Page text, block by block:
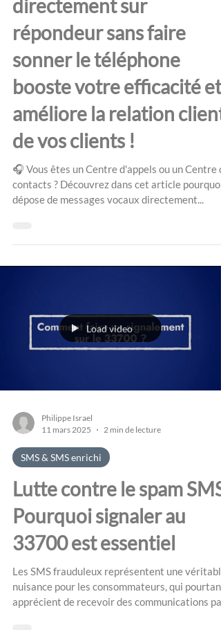
directement sur
répondeur sans faire
sonner le téléphone
booste votre efficacité et
améliore la relation clients
de vos clients !
🎧 Vous êtes un Centre d'appels ou un Centre
contacts ? Découvrez dans cet article pourquoi
Load video
11 mars 2025
2 min de lecture
Lutte contre le spam SMS :
Pourquoi signaler au
33700 est essentiel
Les SMS frauduleux représentent une véritable
nuisance pour les consommateurs, qui pourtant